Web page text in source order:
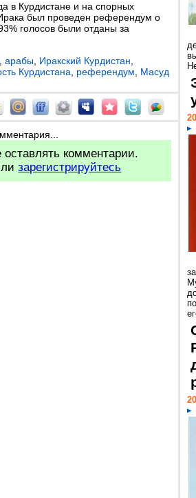
в Курдистане и на спорных
был проведен референдум о
голосов были отданы за
арабы Иракский Курдистан
Курдистана референдум
Масуд
комментарии.
зарегистрируйтесь